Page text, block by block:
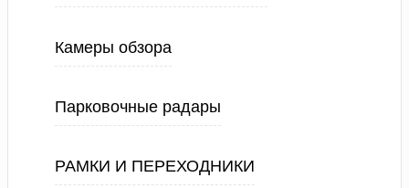
Камеры обзора
Парковочные радары
РАМКИ И ПЕРЕХОДНИКИ